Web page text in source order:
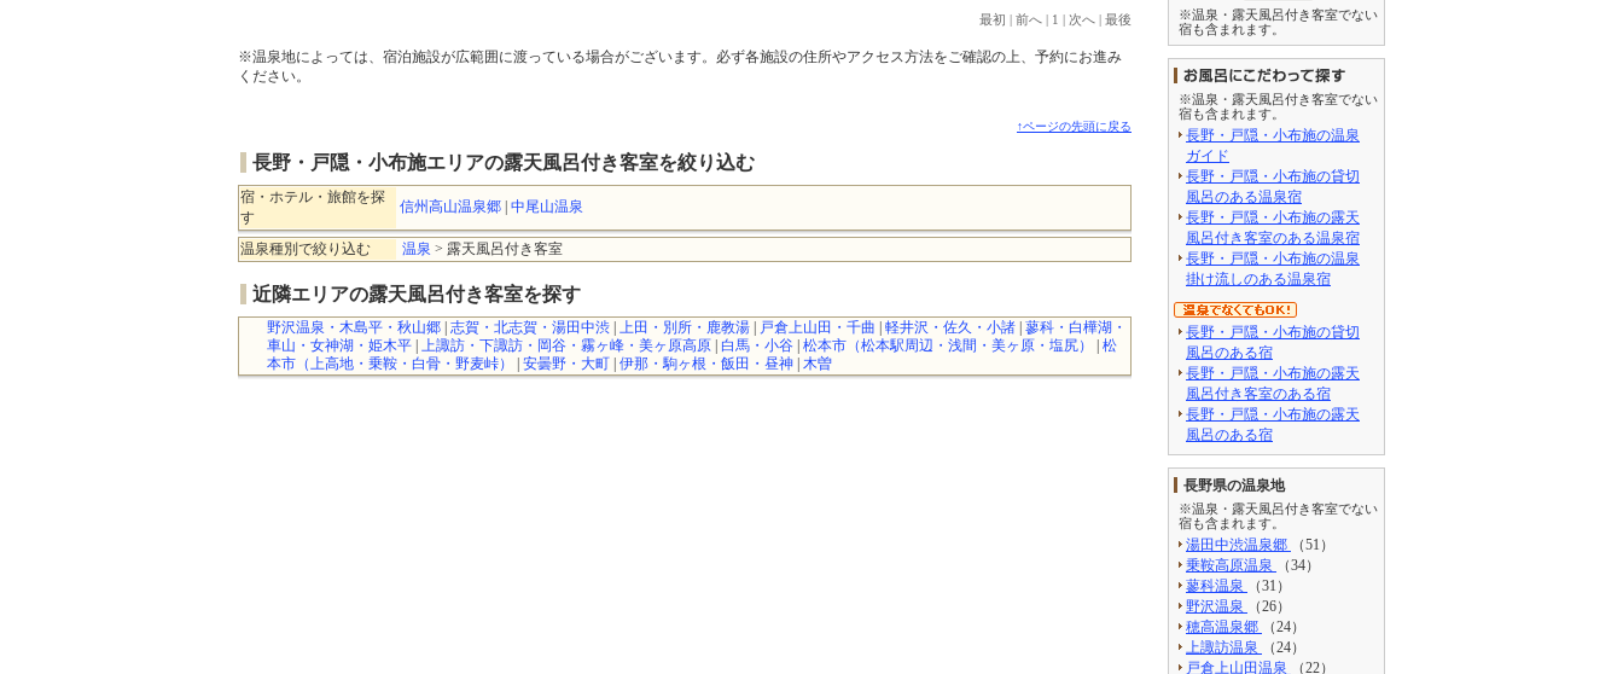
最初 | 前へ | 1 | 次へ | 最後
※温泉地によっては、宿泊施設が広範囲に渡っている場合がございます。必ず各施設の住所やアクセス方法をご確認の上、予約にお進み
ください。
↑ページの先頭に戻る
長野・戸隠・小布施エリアの露天風呂付き客室を絞り込む
宿・ホテル・旅館を探
す
信州高山温泉郷 | 中尾山温泉
温泉種別で絞り込む 温泉 > 露天風呂付き客室
近隣エリアの露天風呂付き客室を探す
野沢温泉・木島平・秋山郷 | 志賀・北志賀・湯田中渋 | 上田・別所・鹿教湯 | 戸倉上山田・千曲 | 軽井沢・佐久・小諸 | 蓼科・白樺湖・
車山・女神湖・姫木平 | 上諏訪・下諏訪・岡谷・霧ヶ峰・美ヶ原高原 | 白馬・小谷 | 松本市（松本駅周辺・浅間・美ヶ原・塩尻） | 松
本市（上高地・乗鞍・白骨・野麦峠） | 安曇野・大町 | 伊那・駒ヶ根・飯田・昼神 | 木曽
※温泉・露天風呂付き客室でない
宿も含まれます。
※温泉・露天風呂付き客室でない
宿も含まれます。
長野・戸隠・小布施の温泉
ガイド
長野・戸隠・小布施の貸切
風呂のある温泉宿
長野・戸隠・小布施の露天
風呂付き客室のある温泉宿
長野・戸隠・小布施の温泉
掛け流しのある温泉宿
長野・戸隠・小布施の貸切
風呂のある宿
長野・戸隠・小布施の露天
風呂付き客室のある宿
長野・戸隠・小布施の露天
風呂のある宿
長野県の温泉地
※温泉・露天風呂付き客室でない
宿も含まれます。
湯田中渋温泉郷
（51）
乗鞍高原温泉
（34）
蓼科温泉
（31）
野沢温泉
（26）
穂高温泉郷
（24）
上諏訪温泉
（24）
戸倉上山田温泉
（22）